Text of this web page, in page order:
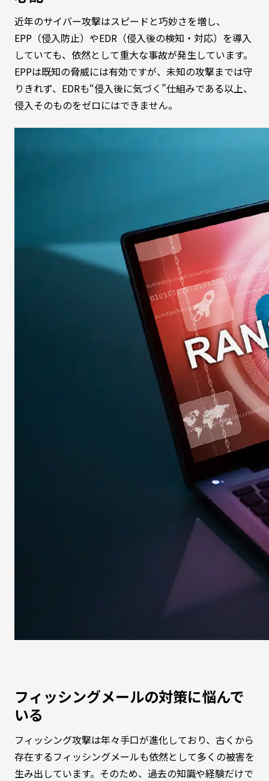
近年のサイバー攻撃はスピードと巧妙さを増し、
EPP（侵入防止）やEDR（侵入後の検知・対応）を導入
していても、依然として重大な事故が発生しています。
EPPは既知の脅威には有効ですが、未知の攻撃までは守
りきれず、EDRも“侵入後に気づく”仕組みである以上、
侵入そのものをゼロにはできません。
フィッシングメールの対策に悩んで
いる
フィッシング攻撃は年々手口が進化しており、古くから
存在するフィッシングメールも依然として多くの被害を
生み出しています。そのため、過去の知識や経験だけで